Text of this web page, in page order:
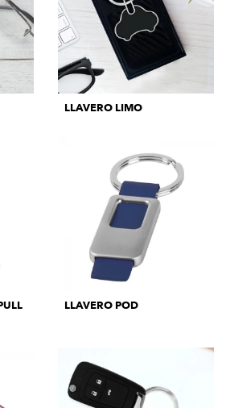
LLAVERO LIMO
LLAVERO POD